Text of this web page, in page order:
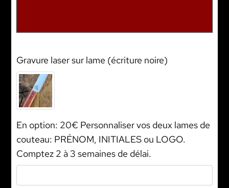
Gravure laser sur lame (écriture noire)
En option: 20€ Personnaliser vos deux lames de
couteau: PRÉNOM, INITIALES ou LOGO.
Comptez 2 à 3 semaines de délai.